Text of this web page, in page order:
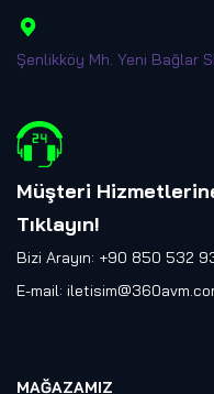
Şenlikköy Mh. Yeni Bağlar
Müşteri
Tıklayın!
Bizi Arayın: +90 850 532
E-mail:
MAĞAZAMIZ